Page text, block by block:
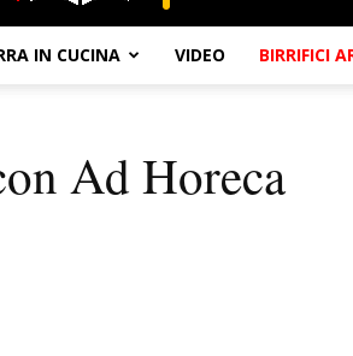
IN CUCINA VIDEO BIRRIFICI
Ad Horeca